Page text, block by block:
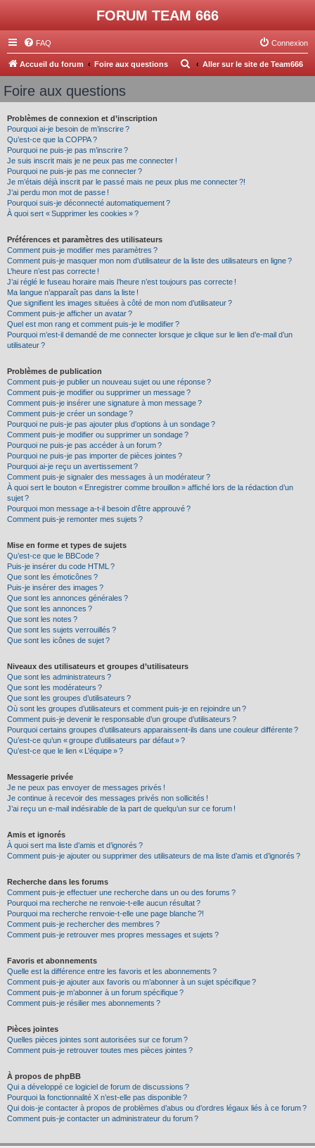
FORUM TEAM 666
FAQ Connexion
Accueil du forum Foire aux questions Aller sur le site de Team666
R
h
Foire aux questions
Problèmes de connexion et d’inscription
Pourquoi ai-je besoin de m’inscrire ?
Qu’est-ce que la COPPA ?
Pourquoi ne puis-je pas m’inscrire ?
Je suis inscrit mais je ne peux pas me connecter !
Pourquoi ne puis-je pas me connecter ?
Je m’étais déjà inscrit par le passé mais ne peux plus me connecter ?!
J’ai perdu mon mot de passe !
Pourquoi suis-je déconnecté automatiquement ?
À quoi sert « Supprimer les cookies » ?
Préférences et paramètres des utilisateurs
Comment puis-je modifier mes paramètres ?
Comment puis-je masquer mon nom d’utilisateur de la liste des utilisateurs en ligne ?
L’heure n’est pas correcte !
J’ai réglé le fuseau horaire mais l’heure n’est toujours pas correcte !
Ma langue n’apparaît pas dans la liste !
Que signifient les images situées à côté de mon nom d’utilisateur ?
Comment puis-je afficher un avatar ?
Quel est mon rang et comment puis-je le modifier ?
Pourquoi m’est-il demandé de me connecter lorsque je clique sur le lien d’e-mail d’un
utilisateur ?
Problèmes de publication
Comment puis-je publier un nouveau sujet ou une réponse ?
Comment puis-je modifier ou supprimer un message ?
Comment puis-je insérer une signature à mon message ?
Comment puis-je créer un sondage ?
Pourquoi ne puis-je pas ajouter plus d’options à un sondage ?
Comment puis-je modifier ou supprimer un sondage ?
Pourquoi ne puis-je pas accéder à un forum ?
Pourquoi ne puis-je pas importer de pièces jointes ?
Pourquoi ai-je reçu un avertissement ?
Comment puis-je signaler des messages à un modérateur ?
À quoi sert le bouton « Enregistrer comme brouillon » affiché lors de la rédaction d’un
sujet ?
Pourquoi mon message a-t-il besoin d’être approuvé ?
Comment puis-je remonter mes sujets ?
Mise en forme et types de sujets
Qu’est-ce que le BBCode ?
Puis-je insérer du code HTML ?
Que sont les émoticônes ?
Puis-je insérer des images ?
Que sont les annonces générales ?
Que sont les annonces ?
Que sont les notes ?
Que sont les sujets verrouillés ?
Que sont les icônes de sujet ?
Niveaux des utilisateurs et groupes d’utilisateurs
Que sont les administrateurs ?
Que sont les modérateurs ?
Que sont les groupes d’utilisateurs ?
Où sont les groupes d’utilisateurs et comment puis-je en rejoindre un ?
Comment puis-je devenir le responsable d’un groupe d’utilisateurs ?
Pourquoi certains groupes d’utilisateurs apparaissent-ils dans une couleur différente ?
Qu’est-ce qu’un « groupe d’utilisateurs par défaut » ?
Qu’est-ce que le lien « L’équipe » ?
Messagerie privée
Je ne peux pas envoyer de messages privés !
Je continue à recevoir des messages privés non sollicités !
J’ai reçu un e-mail indésirable de la part de quelqu’un sur ce forum !
Amis et ignorés
À quoi sert ma liste d’amis et d’ignorés ?
Comment puis-je ajouter ou supprimer des utilisateurs de ma liste d’amis et d’ignorés ?
Recherche dans les forums
Comment puis-je effectuer une recherche dans un ou des forums ?
Pourquoi ma recherche ne renvoie-t-elle aucun résultat ?
Pourquoi ma recherche renvoie-t-elle une page blanche ?!
Comment puis-je rechercher des membres ?
Comment puis-je retrouver mes propres messages et sujets ?
Favoris et abonnements
Quelle est la différence entre les favoris et les abonnements ?
Comment puis-je ajouter aux favoris ou m’abonner à un sujet spécifique ?
Comment puis-je m’abonner à un forum spécifique ?
Comment puis-je résilier mes abonnements ?
Pièces jointes
Quelles pièces jointes sont autorisées sur ce forum ?
Comment puis-je retrouver toutes mes pièces jointes ?
À propos de phpBB
Qui a développé ce logiciel de forum de discussions ?
Pourquoi la fonctionnalité X n’est-elle pas disponible ?
Qui dois-je contacter à propos de problèmes d’abus ou d’ordres légaux liés à ce forum ?
Comment puis-je contacter un administrateur du forum ?